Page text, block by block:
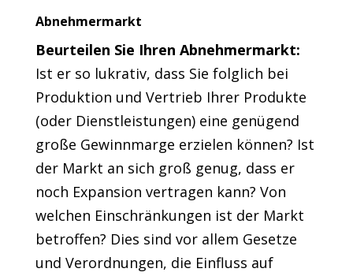
Abnehmermarkt
Beurteilen Sie Ihren Abnehmermarkt:
Ist er so lukrativ, dass Sie folglich bei
Produktion und Vertrieb Ihrer Produkte
(oder Dienstleistungen) eine genügend
große Gewinnmarge erzielen können? Ist
der Markt an sich groß genug, dass er
noch Expansion vertragen kann? Von
welchen Einschränkungen ist der Markt
betroffen? Dies sind vor allem Gesetze
und Verordnungen, die Einfluss auf